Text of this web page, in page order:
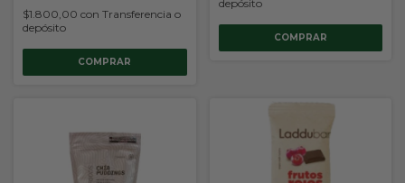
$1.800,00 con Transferencia o
depósito
COMPRAR
depósito